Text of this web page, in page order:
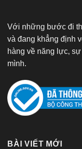
Với những bước đi
và đang khẳng định
hàng về năng lực,
mình.
BÀI VIẾT MỚI